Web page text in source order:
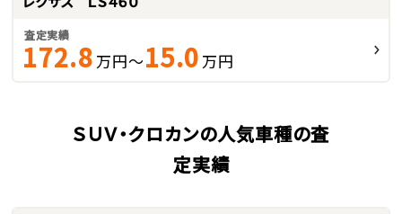
査定実績
172.8 万円～15.0 万円
ＳＵＶ・クロカンの人気車種の査
定実績